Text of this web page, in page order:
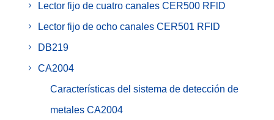
Lector fijo de cuatro canales CER500 RFlD
Lector fijo de ocho canales CER501 RFlD
DB219
CA2004
Características del sistema de detección de
metales CA2004